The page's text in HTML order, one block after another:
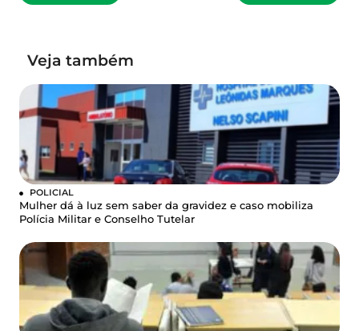
Veja também
POLICIAL
Mulher dá à luz sem saber da gravidez e caso mobiliza
Polícia Militar e Conselho Tutelar